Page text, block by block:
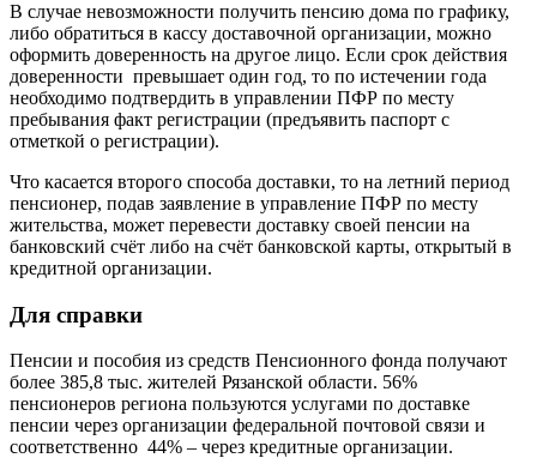
В случае невозможности получить пенсию дома по графику,
либо обратиться в кассу доставочной организации, можно
оформить доверенность на другое лицо. Если срок действия
доверенности превышает один год, то по истечении года
необходимо подтвердить в управлении ПФР по месту
пребывания факт регистрации (предъявить паспорт с
отметкой о регистрации).
Что касается второго способа доставки, то на летний период
пенсионер, подав заявление в управление ПФР по месту
жительства, может перевести доставку своей пенсии на
банковский счёт либо на счёт банковской карты, открытый в
кредитной организации.
Для справки
Пенсии и пособия из средств Пенсионного фонда получают
более 385,8 тыс. жителей Рязанской области. 56%
пенсионеров региона пользуются услугами по доставке
пенсии через организации федеральной почтовой связи и
соответственно 44% – через кредитные организации.